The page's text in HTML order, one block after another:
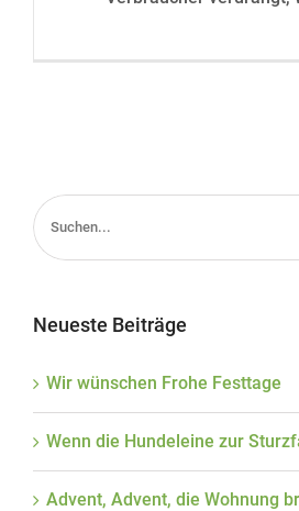
Suche
nach:
Neueste Beiträge
Wir wünschen Frohe Festtage
Wenn die Hundeleine zur
Advent, Advent, die Wohnung